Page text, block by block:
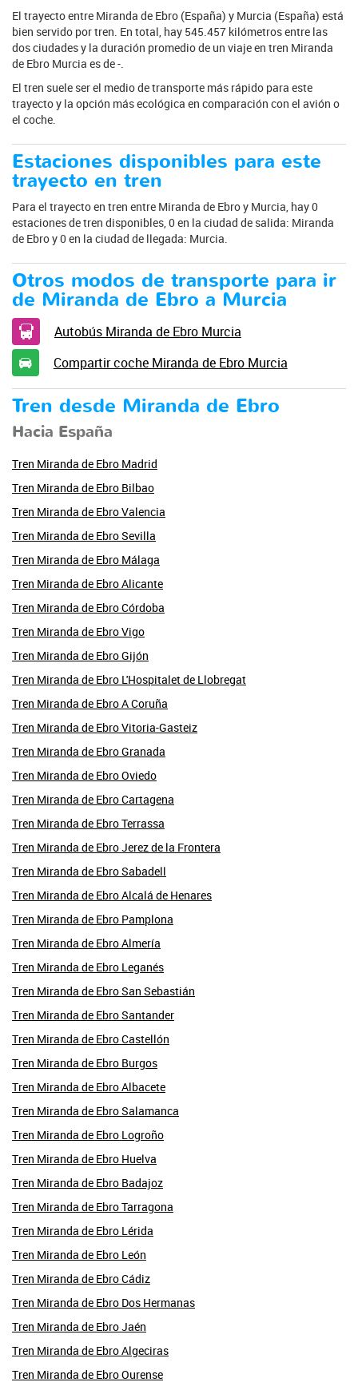
El trayecto entre Miranda de Ebro (España) y Murcia (España) está
bien servido por tren. En total, hay 545.457 kilómetros entre las
dos ciudades y la duración promedio de un viaje en tren Miranda
de Ebro Murcia es de -.
El tren suele ser el medio de transporte más rápido para este
trayecto y la opción más ecológica en comparación con el avión o
el coche.
Estaciones disponibles para este
trayecto en tren
Para el trayecto en tren entre Miranda de Ebro y Murcia, hay 0
estaciones de tren disponibles, 0 en la ciudad de salida: Miranda
de Ebro y 0 en la ciudad de llegada: Murcia.
Otros modos de transporte para ir
de Miranda de Ebro a Murcia
Autobús Miranda de Ebro Murcia
Compartir coche Miranda de Ebro Murcia
Tren desde Miranda de Ebro
Hacia España
Tren Miranda de Ebro Madrid
Tren Miranda de Ebro Bilbao
Tren Miranda de Ebro Valencia
Tren Miranda de Ebro Sevilla
Tren Miranda de Ebro Málaga
Tren Miranda de Ebro Alicante
Tren Miranda de Ebro Córdoba
Tren Miranda de Ebro Vigo
Tren Miranda de Ebro Gijón
Tren Miranda de Ebro L'Hospitalet de Llobregat
Tren Miranda de Ebro A Coruña
Tren Miranda de Ebro Vitoria-Gasteiz
Tren Miranda de Ebro Granada
Tren Miranda de Ebro Oviedo
Tren Miranda de Ebro Cartagena
Tren Miranda de Ebro Terrassa
Tren Miranda de Ebro Jerez de la Frontera
Tren Miranda de Ebro Sabadell
Tren Miranda de Ebro Alcalá de Henares
Tren Miranda de Ebro Pamplona
Tren Miranda de Ebro Almería
Tren Miranda de Ebro Leganés
Tren Miranda de Ebro San Sebastián
Tren Miranda de Ebro Santander
Tren Miranda de Ebro Castellón
Tren Miranda de Ebro Burgos
Tren Miranda de Ebro Albacete
Tren Miranda de Ebro Salamanca
Tren Miranda de Ebro Logroño
Tren Miranda de Ebro Huelva
Tren Miranda de Ebro Badajoz
Tren Miranda de Ebro Tarragona
Tren Miranda de Ebro Lérida
Tren Miranda de Ebro León
Tren Miranda de Ebro Cádiz
Tren Miranda de Ebro Dos Hermanas
Tren Miranda de Ebro Jaén
Tren Miranda de Ebro Algeciras
Tren Miranda de Ebro Ourense